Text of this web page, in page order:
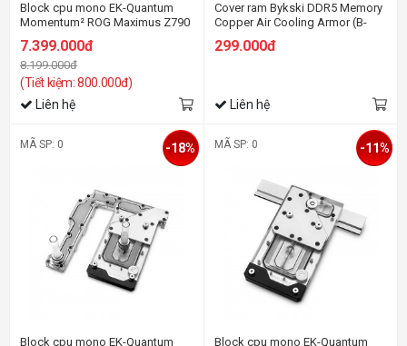
Block cpu mono EK-Quantum
Momentum² ROG Maximus Z790
Hero D-RGB - Plexi
7.399.000đ
8.199.000đ
(Tiết kiệm: 800.000đ)
Liên hệ
Cover ram Bykski DDR5 Memory
Copper Air Cooling Armor (B-
MRC-X )
299.000đ
Liên hệ
MÃ SP: 0
Block cpu mono EK-Quantum
-18% MÃ SP: 0
Block cpu mono EK-Quantum
-11%